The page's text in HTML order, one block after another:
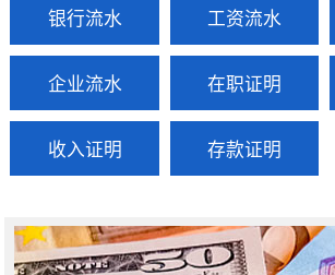
银行流水 工资流水
企业流水 在职证明
收入证明 存款证明